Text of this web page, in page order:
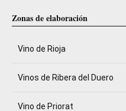
Zonas de elaboración
Vino de Rioja
Vinos de Ribera del Duero
Vino de Priorat